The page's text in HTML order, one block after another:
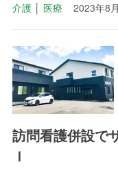
介護│ 医療 2023年8
訪問看護併設で
Ｉ